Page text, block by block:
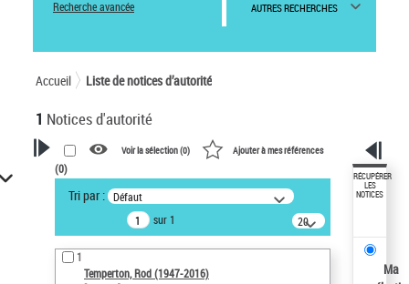
Recherche avancée AUTRES RECHERCHES
Accueil Liste de notices d’autorité
1 Notices d'autorité
VOTRE RECHERCHE
Recherche avancée dans les
notices d’autorité
Œuvres liées à l'auteur :
Temperton, Rod (1947-2016)
Voir la sélection (0) Ajouter à mes références
(0)
Tri par : Défaut
sur 1
20
résultats/page
1
Temperton, Rod (1947-2016)
RÉCUPÉRER
LES
NOTICES
Ma